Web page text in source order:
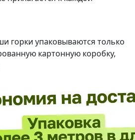
горки упаковываются только
картонную коробку,